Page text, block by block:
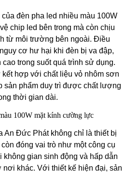
đèn pha led nhiều màu 100W
chip led bên trong mà còn chịu
từ môi trường bên ngoài. Điều
cơ hư hại khi đèn bị va đập,
cao trong suốt quá trình sử dụng.
kết hợp với chất liệu vỏ nhôm sơn
sản phẩm duy trì được chất lượng
thời gian dài.
An Đức Phát không chỉ là thiết bị
đóng vai trò như một công cụ
không gian sinh động và hấp dẫn
khác. Với thiết kế hiện đại, sản